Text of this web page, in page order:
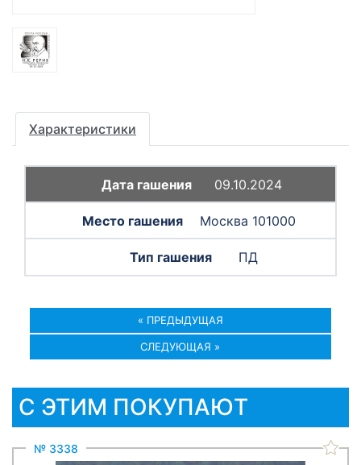
Характеристики
09.10.2024
Москва 101000
ПД
« ПРЕДЫДУЩАЯ
СЛЕДУЮЩАЯ »
С ЭТИМ ПОКУПАЮТ
№ 3338